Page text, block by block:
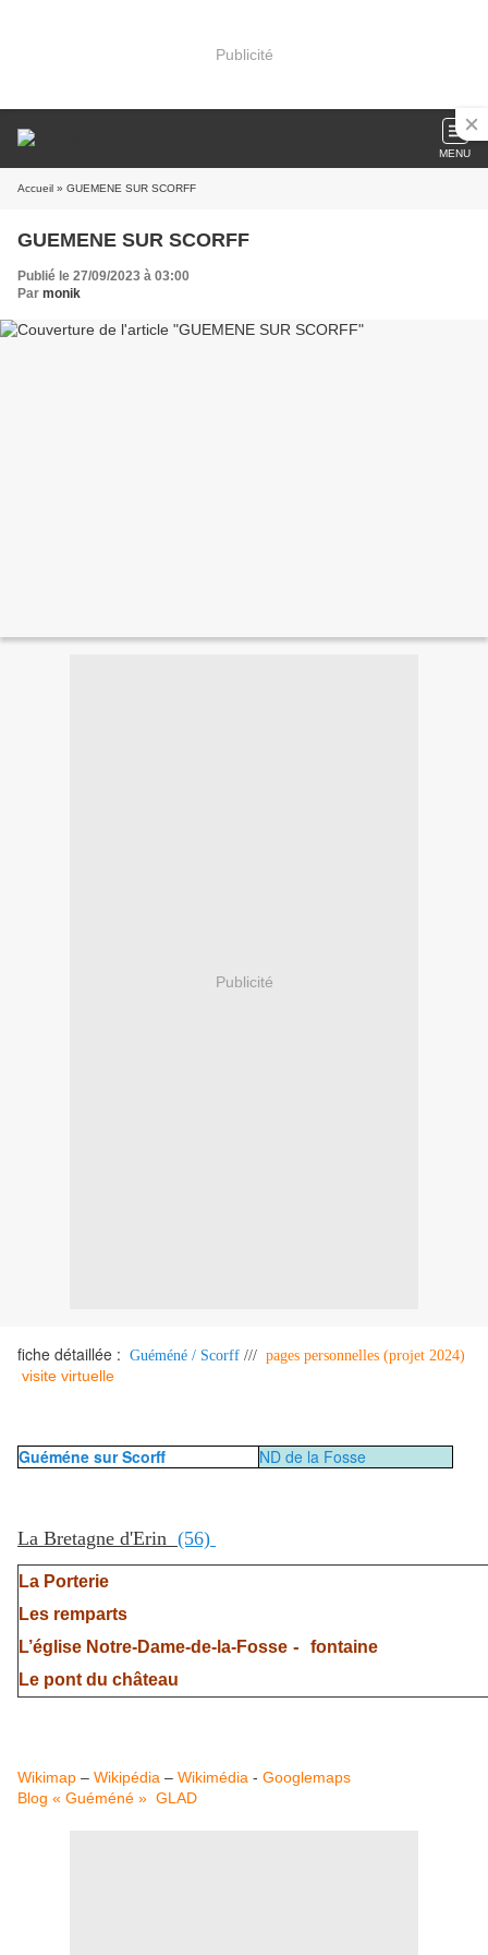
Publicité
MENU
Accueil » GUEMENE SUR SCORFF
GUEMENE SUR SCORFF
Publié le 27/09/2023 à 03:00
Par monik
Publicité
fiche détaillée : Guéméné / Scorff /// pages personnelles (projet 2024)
visite virtuelle
Guéméne sur Scorff ND de la Fosse
La Bretagne d'Erin (56)
La Porterie
Les remparts
L’église Notre-Dame-de-la-Fosse - fontaine
Le pont du château
Wikimap – Wikipédia – Wikimédia - Googlemaps
Blog « Guéméné » GLAD